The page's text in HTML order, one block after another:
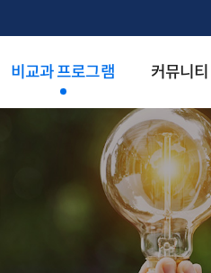
비교과 프로그램 커뮤니티